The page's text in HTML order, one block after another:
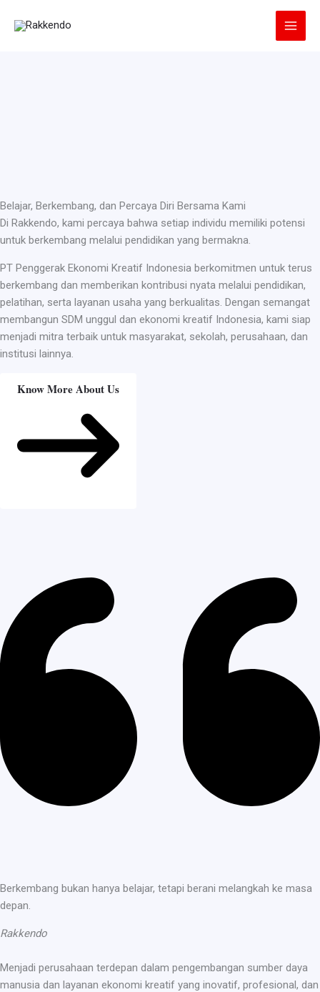
Belajar, Berkembang, dan Percaya Diri Bersama Kami
Di Rakkendo, kami percaya bahwa setiap individu memiliki potensi
untuk berkembang melalui pendidikan yang bermakna.
PT Penggerak Ekonomi Kreatif Indonesia berkomitmen untuk terus
berkembang dan memberikan kontribusi nyata melalui pendidikan,
pelatihan, serta layanan usaha yang berkualitas. Dengan semangat
membangun SDM unggul dan ekonomi kreatif Indonesia, kami siap
menjadi mitra terbaik untuk masyarakat, sekolah, perusahaan, dan
institusi lainnya.
Know More About Us
Berkembang bukan hanya belajar, tetapi berani melangkah ke masa
depan.
Rakkendo
Menjadi perusahaan terdepan dalam pengembangan sumber daya
manusia dan layanan ekonomi kreatif yang inovatif, profesional, dan